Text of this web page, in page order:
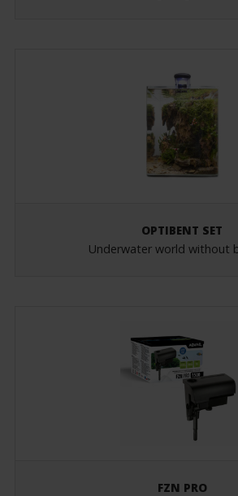
OPTIBENT SET
Underwater world without
FZN PRO